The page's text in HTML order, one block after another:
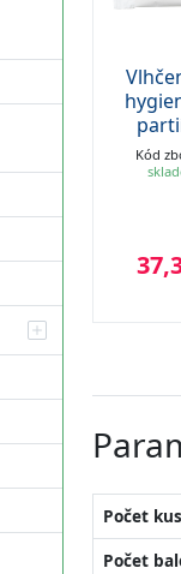
50
KS
Kód
Počet
Počet